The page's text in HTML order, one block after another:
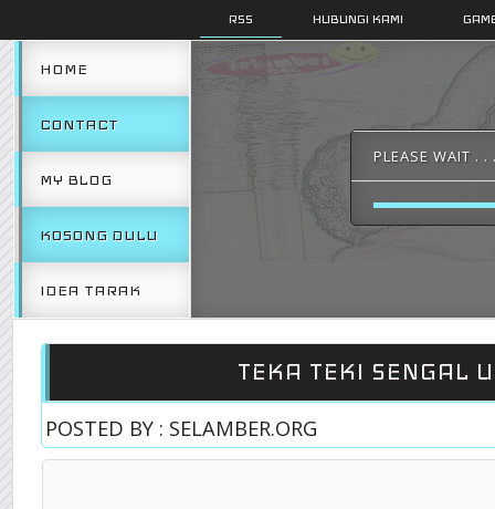
RSS HUBUNGI KAMI
HOME
CONTACT
MY BLOG
KOSONG DULU
IDEA TARAK
PLEASE WAIT . .
TEKA TEKI SENGAL
POSTED BY : SELAMBER.ORG